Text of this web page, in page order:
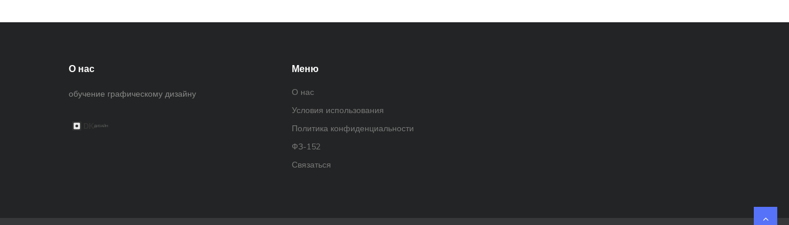
О нас
обучение графическому дизайну
Меню
О нас
Условия использования
Политика конфиденциальности
ФЗ-152
Связаться